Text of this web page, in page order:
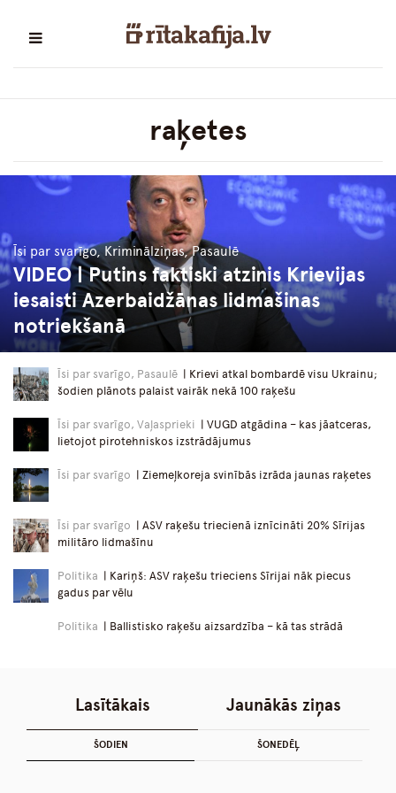
raķetes
Īsi par svarīgo, Kriminālziņas, Pasaulē
VIDEO | Putins faktiski atzinis Krievijas
iesaisti Azerbaidžānas lidmašinas
notriekšanā
Īsi par svarīgo, Pasaulē | Krievi atkal bombardē visu Ukrainu;
šodien plānots palaist vairāk nekā 100 raķešu
Īsi par svarīgo, Vaļasprieki | VUGD atgādina – kas jāatceras,
lietojot pirotehniskos izstrādājumus
Īsi par svarīgo | Ziemeļkoreja svinībās izrāda jaunas raķetes
Īsi par svarīgo | ASV raķešu triecienā iznīcināti 20% Sīrijas
militāro lidmašīnu
Politika | Kariņš: ASV raķešu trieciens Sīrijai nāk piecus
gadus par vēlu
Politika | Ballistisko raķešu aizsardzība – kā tas strādā
Lasītākais
ŠODIEN ŠONEDĒĻ
Jaunākās ziņas